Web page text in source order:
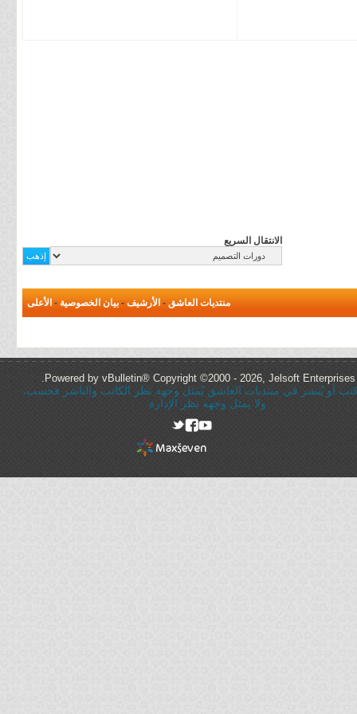
الانتقال السريع
منتديات العاشق - الأرشيف - بيان الخصوصية - الأعلى
Powered by vBulletin® Copyright ©2000 - 2026, Jelsoft Enterprises
أو يُنشر في منتديات العاشق يُمثل وجهة نظر الكاتب والناشر فحسب،
ولا يمثل وجهه نظر الإدارة